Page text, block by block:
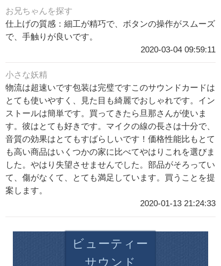
お兄ちゃんを探す
仕上げの質感：細工が精巧で、ボタンの操作がスムーズ
で、手触りが良いです。
2020-03-04 09:59:11
小さな妖精
物流は超速いです包装は完璧ですこのサウンドカードは
とても使いやすく、見た目も綺麗でおしゃれです。イン
ストールは簡単です。買ってきたら旦那さんが使いま
す。彼はとても好きです。マイクの線の長さは十分で、
音質の効果はとてもすばらしいです！価格性能比もとて
も高い商品はいくつかの家に比べてやはりこれを選びま
した。やはり失望させませんでした。部品がそろってい
て、傷がなくて、とても満足しています。買うことを提
案します。
2020-01-13 21:24:33
ビューティー
サウンド